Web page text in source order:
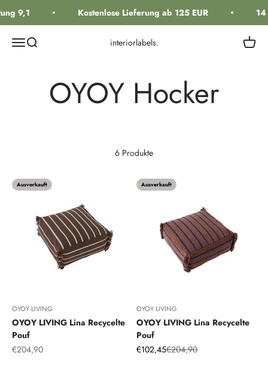
9,1 Kostenlose Lieferung ab 125 EUR
Navigationsmenü öffnen
Suche öffnen interiorlabels.
6 Produkte
Ausverkauft
OYOY LIVING
OYOY LIVING Lina Recycelte
Pouf
Angebot
€204,90
Ausverkauft
OYOY LIVING
OYOY LIVING Lina Recycelte
Pouf
Angebot
€102,45Regulärer Preis
€204,90